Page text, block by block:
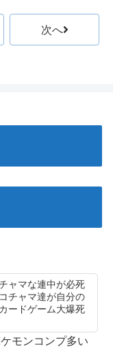
ィ」フィギュア【本
ィギュア【予約開
したの
ないぞ スキャンプ
売ったりTikTokライ
これは事故じゃな
大学が異例の警告へ
やスポットワーク
やスポットワーク
ないぞ スキャンプ
お前誰？」状態ｗｗ
なってるんやが
種を超える事を意
は東京喰種よりも良
る…
＆感想まとめ｜通常
の河童が強い、スイ
次へ
ャマな連中が必死
チャマ達が自分の
ードゲーム大爆死
モンコンプ多い